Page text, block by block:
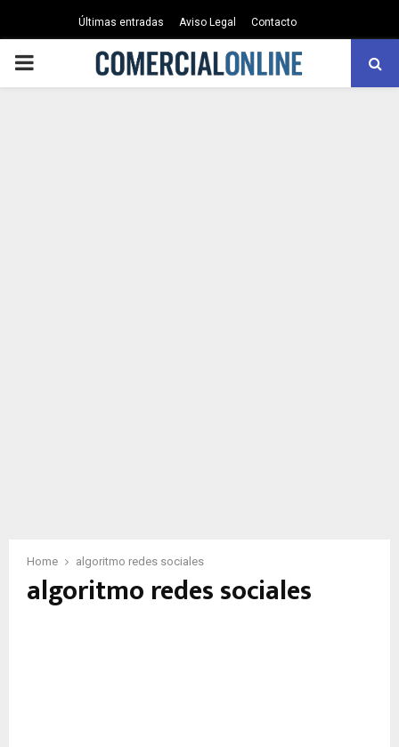
Últimas entradas Aviso Legal Contacto
PRIMARY
Home algoritmo redes sociales
algoritmo redes sociales